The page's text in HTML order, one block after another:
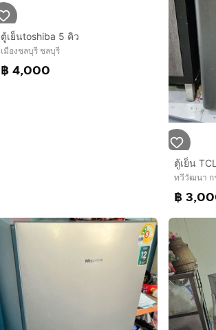
ตู้เย็นtoshiba 5 คิว
เมืองชลบุรี ชลบุรี
฿ 4,000
ตู้เย็น
ทวีวัฒนา ก
฿